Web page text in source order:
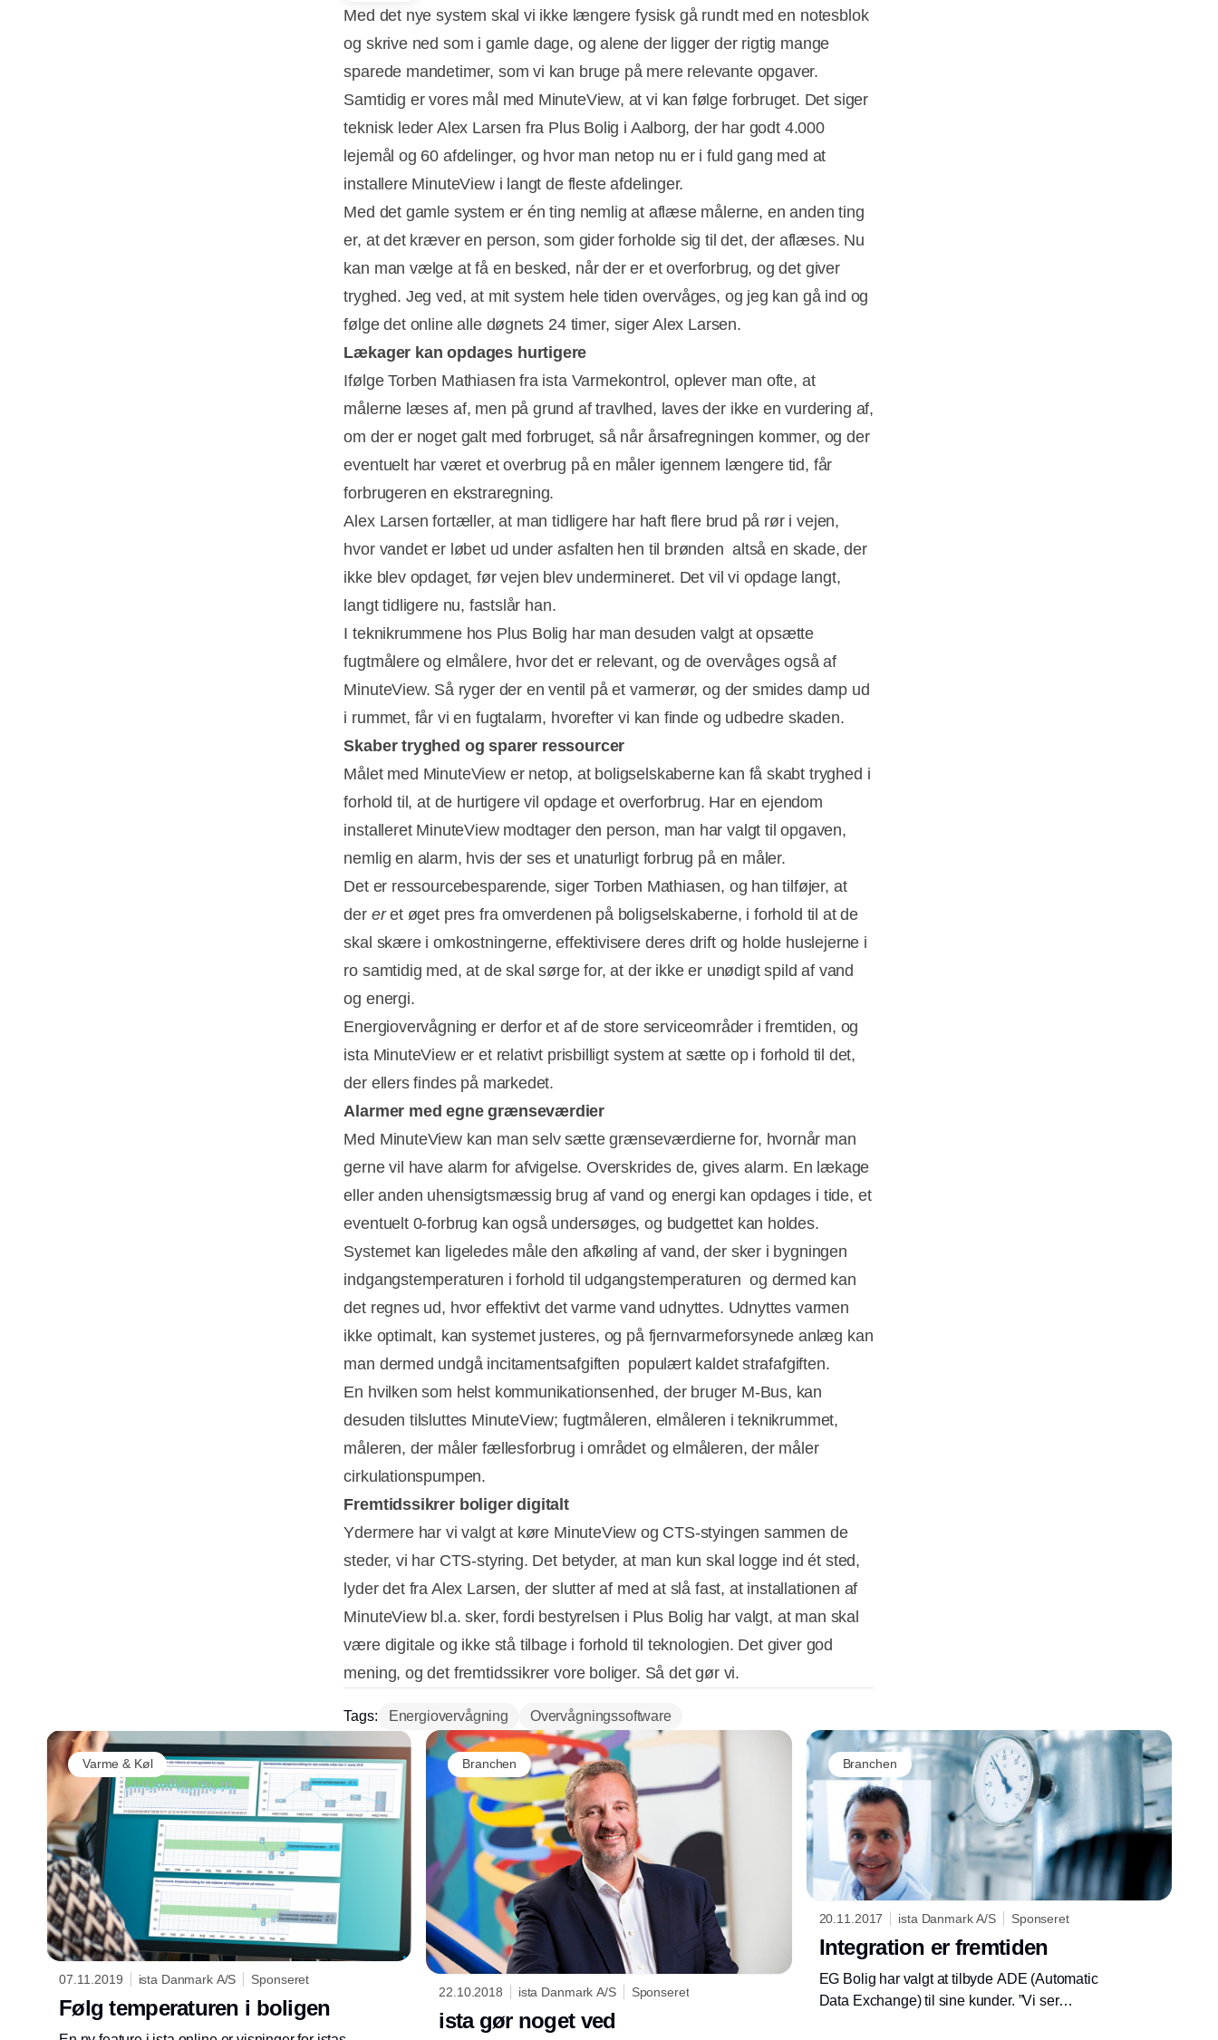
Med det nye system skal vi ikke længere fysisk gå rundt med en notesblok
og skrive ned som i gamle dage, og alene der ligger der rigtig mange
sparede mandetimer, som vi kan bruge på mere relevante opgaver.
Samtidig er vores mål med MinuteView, at vi kan følge forbruget. Det siger
teknisk leder Alex Larsen fra Plus Bolig i Aalborg, der har godt 4.000
lejemål og 60 afdelinger, og hvor man netop nu er i fuld gang med at
installere MinuteView i langt de fleste afdelinger.
Med det gamle system er én ting nemlig at aflæse målerne, en anden ting
er, at det kræver en person, som gider forholde sig til det, der aflæses. Nu
kan man vælge at få en besked, når der er et overforbrug, og det giver
tryghed. Jeg ved, at mit system hele tiden overvåges, og jeg kan gå ind og
følge det online alle døgnets 24 timer, siger Alex Larsen.
Lækager kan opdages hurtigere
Ifølge Torben Mathiasen fra ista Varmekontrol, oplever man ofte, at
målerne læses af, men på grund af travlhed, laves der ikke en vurdering af,
om der er noget galt med forbruget, så når årsafregningen kommer, og der
eventuelt har været et overbrug på en måler igennem længere tid, får
forbrugeren en ekstraregning.
Alex Larsen fortæller, at man tidligere har haft flere brud på rør i vejen,
hvor vandet er løbet ud under asfalten hen til brønden  altså en skade, der
ikke blev opdaget, før vejen blev undermineret. Det vil vi opdage langt,
langt tidligere nu, fastslår han.
I teknikrummene hos Plus Bolig har man desuden valgt at opsætte
fugtmålere og elmålere, hvor det er relevant, og de overvåges også af
MinuteView. Så ryger der en ventil på et varmerør, og der smides damp ud
i rummet, får vi en fugtalarm, hvorefter vi kan finde og udbedre skaden.
Skaber tryghed og sparer ressourcer
Målet med MinuteView er netop, at boligselskaberne kan få skabt tryghed i
forhold til, at de hurtigere vil opdage et overforbrug. Har en ejendom
installeret MinuteView modtager den person, man har valgt til opgaven,
nemlig en alarm, hvis der ses et unaturligt forbrug på en måler.
Det er ressourcebesparende, siger Torben Mathiasen, og han tilføjer, at
der eret øget pres fra omverdenen på boligselskaberne, i forhold til at de
skal skære i omkostningerne, effektivisere deres drift og holde huslejerne i
ro samtidig med, at de skal sørge for, at der ikke er unødigt spild af vand
og energi.
Energiovervågning er derfor et af de store serviceområder i fremtiden, og
ista MinuteView er et relativt prisbilligt system at sætte op i forhold til det,
der ellers findes på markedet.
Alarmer med egne grænseværdier
Med MinuteView kan man selv sætte grænseværdierne for, hvornår man
gerne vil have alarm for afvigelse. Overskrides de, gives alarm. En lækage
eller anden uhensigtsmæssig brug af vand og energi kan opdages i tide, et
eventuelt 0-forbrug kan også undersøges, og budgettet kan holdes.
Systemet kan ligeledes måle den afkøling af vand, der sker i bygningen 
indgangstemperaturen i forhold til udgangstemperaturen  og dermed kan
det regnes ud, hvor effektivt det varme vand udnyttes. Udnyttes varmen
ikke optimalt, kan systemet justeres, og på fjernvarmeforsynede anlæg kan
man dermed undgå incitamentsafgiften  populært kaldet strafafgiften.
En hvilken som helst kommunikationsenhed, der bruger M-Bus, kan
desuden tilsluttes MinuteView; fugtmåleren, elmåleren i teknikrummet,
måleren, der måler fællesforbrug i området og elmåleren, der måler
cirkulationspumpen.
Fremtidssikrer boliger digitalt
Ydermere har vi valgt at køre MinuteView og CTS-styingen sammen de
steder, vi har CTS-styring. Det betyder, at man kun skal logge ind ét sted,
lyder det fra Alex Larsen, der slutter af med at slå fast, at installationen af
MinuteView bl.a. sker, fordi bestyrelsen i Plus Bolig har valgt, at man skal
være digitale og ikke stå tilbage i forhold til teknologien. Det giver god
mening, og det fremtidssikrer vore boliger. Så det gør vi.
Tags: Energiovervågning Overvågningssoftware
Varme & Køl
07.11.2019 ista Danmark A/S Sponseret
Følg temperaturen i boligen
Branchen
22.10.2018 ista Danmark A/S Sponseret
ista gør noget ved
Branchen
20.11.2017 ista Danmark A/S Sponseret
Integration er fremtiden
EG Bolig har valgt at tilbyde ADE (Automatic
Data Exchange) til sine kunder. ”Vi ser